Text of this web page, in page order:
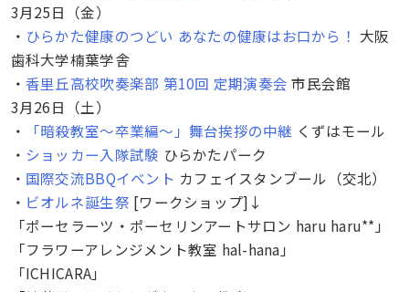
3月25日（金）
・ ひらかた健康のつどい あなたの健康はお口から！ 大阪
歯科大学楠葉学舎
・ 香里丘高校吹奏楽部 第10回 定期演奏会 市民会館
3月26日（土）
・
「暗殺教室～卒業編～」舞台挨拶の中継 くずはモール
・ ショッカー入隊試験 ひらかたパーク
・ 国際交流BBQイベント カフェイスタンブール（交北）
・ ビオルネ誕生祭 [ワークショップ]↓
「ポーセラーツ・ポーセリンアートサロン haru haru**」
「フラワーアレンジメント教室 hal-hana」
「ICHICARA」